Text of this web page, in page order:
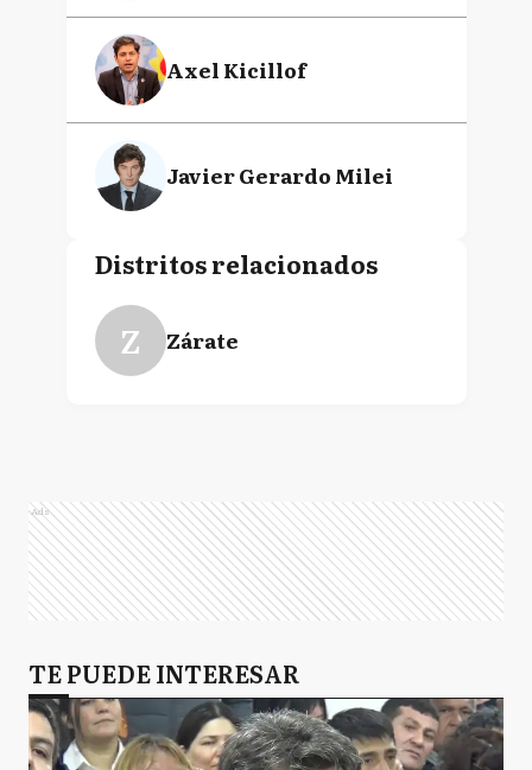
Axel Kicillof
Javier Gerardo Milei
Distritos relacionados
Z Zárate
Ads
TE PUEDE INTERESAR